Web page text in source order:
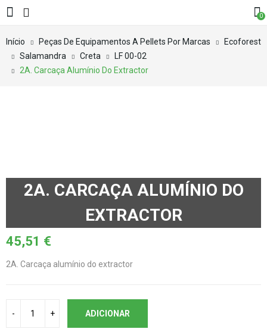
0
Início Peças De Equipamentos A Pellets Por Marcas
Ecoforest
Salamandra
Creta
LF 00-02
2A. Carcaça Alumínio Do Extractor
2A. CARCAÇA ALUMÍNIO DO
EXTRACTOR
45,51 €
2A. Carcaça alumínio do extractor
ADICIONAR